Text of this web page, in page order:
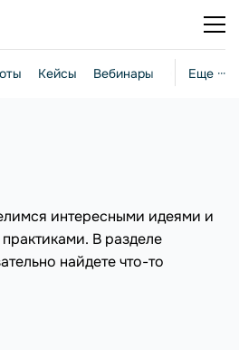
Еще ···
Кейсы Вебинары Стратегии
интересными идеями и
В разделе
найдете что-то